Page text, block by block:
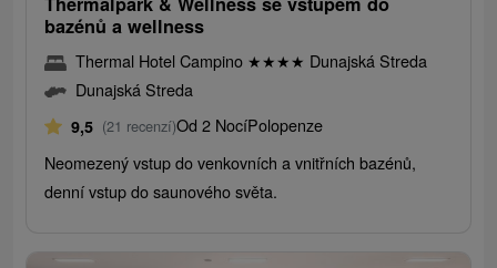
bazénů a wellness
Thermal Hotel Campino ★★★★ Dunajská Streda
Dunajská Streda
9,5 (21 recenzí)Od 2 NocíPolopenze
Neomezený vstup do venkovních a vnitřních bazénů,
denní vstup do saunového světa.